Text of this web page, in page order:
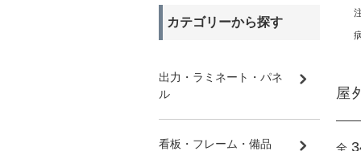
屋
全
カテゴリーから探す
出力・ラミネート・パネ
ル
看板・フレーム・備品